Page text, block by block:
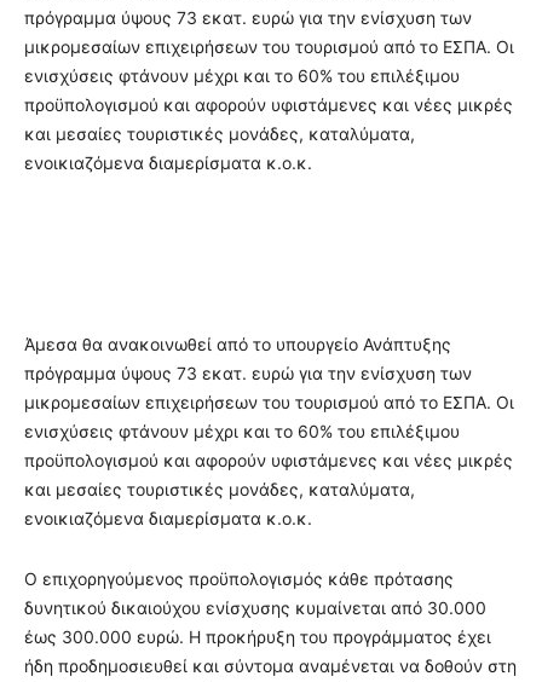
πρόγραμμα ύψους 73 εκατ. ευρώ για την ενίσχυση των
μικρομεσαίων επιχειρήσεων του τουρισμού από το ΕΣΠΑ. Οι
ενισχύσεις φτάνουν μέχρι και το 60% του επιλέξιμου
προϋπολογισμού και αφορούν υφιστάμενες και νέες μικρές
και μεσαίες τουριστικές μονάδες, καταλύματα,
ενοικιαζόμενα διαμερίσματα κ.ο.κ.
Άμεσα θα ανακοινωθεί από το υπουργείο Ανάπτυξης
πρόγραμμα ύψους 73 εκατ. ευρώ για την ενίσχυση των
μικρομεσαίων επιχειρήσεων του τουρισμού από το ΕΣΠΑ. Οι
ενισχύσεις φτάνουν μέχρι και το 60% του επιλέξιμου
προϋπολογισμού και αφορούν υφιστάμενες και νέες μικρές
και μεσαίες τουριστικές μονάδες, καταλύματα,
ενοικιαζόμενα διαμερίσματα κ.ο.κ.
Ο επιχορηγούμενος προϋπολογισμός κάθε πρότασης
δυνητικού δικαιούχου ενίσχυσης κυμαίνεται από 30.000
έως 300.000 ευρώ. Η προκήρυξη του προγράμματος έχει
ήδη προδημοσιευθεί και σύντομα αναμένεται να δοθούν στη